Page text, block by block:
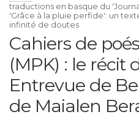
traductions en basque du
'Grâce à la pluie perfide': un
infinité de doutes
Cahiers de
(MPK) : le récit
Entrevue de
de Maialen